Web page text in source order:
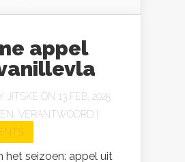
appel
JITSKE ON 13 FEB, 2025
, VERANTWOORD
het seizoen: appel uit